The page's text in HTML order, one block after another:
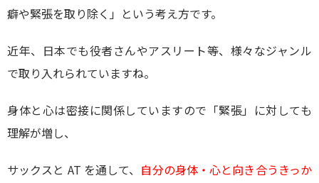
癖や緊張を取り除く」という考え方です。
近年、日本でも役者さんやアスリート等、様々なジャンル
で取り入れられていますね。
身体と心は密接に関係していますので「緊張」に対しても
理解が増し、
サックスと AT を通して、 自分の身体・心と向き合うきっか